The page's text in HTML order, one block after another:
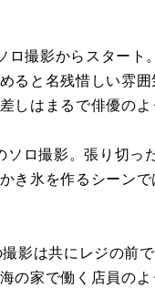
ロ撮影からスタート
ると名残惜しい雰囲
しはまるで俳優のよ
ソロ撮影。張り切っ
き氷を作るシーンで
撮影は共にレジの前で
の家で働く店員の